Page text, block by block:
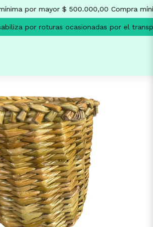
por mayor $ 500.000,00 Compra
por roturas ocasionadas por el